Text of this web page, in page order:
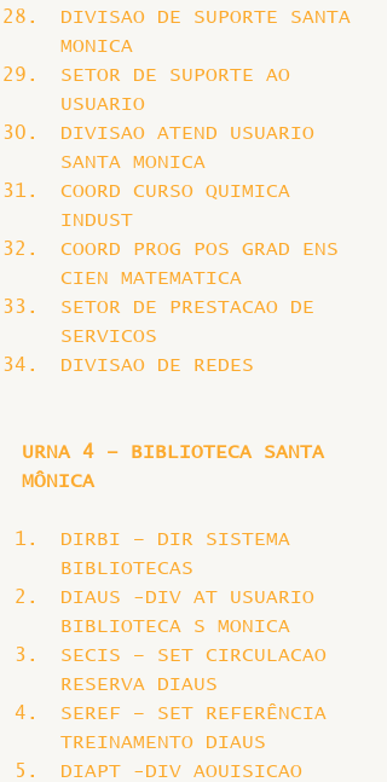
DIVISAO DE SUPORTE SANTA
MONICA
SETOR DE SUPORTE AO
USUARIO
DIVISAO ATEND USUARIO
SANTA MONICA
COORD CURSO QUIMICA
INDUST
COORD PROG POS GRAD ENS
CIEN MATEMATICA
SETOR DE PRESTACAO DE
SERVICOS
DIVISAO DE REDES
URNA 4 – BIBLIOTECA SANTA
MÔNICA
DIRBI – DIR SISTEMA
BIBLIOTECAS
DIAUS -DIV AT USUARIO
BIBLIOTECA S MONICA
SECIS – SET CIRCULACAO
RESERVA DIAUS
SEREF – SET REFERÊNCIA
TREINAMENTO DIAUS
DIAPT -DIV AOUISICAO